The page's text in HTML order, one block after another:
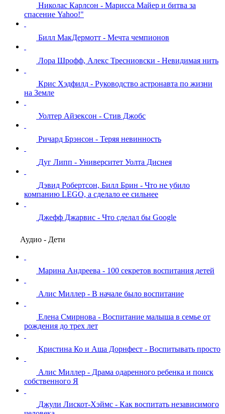
Николас Карлсон - Марисса Майер и битва за
спасение Yahoo!"
Билл МакДермотт - Мечта чемпионов
Лора Шрофф, Алекс Тресниовски - Невидимая нить
Крис Хэдфилд - Руководство астронавта по жизни
на Земле
Уолтер Айзексон - Стив Джобс
Ричард Брэнсон - Теряя невинность
Дуг Липп - Университет Уолта Диснея
Дэвид Робертсон, Билл Брин - Что не убило
компанию LEGO, а сделало ее сильнее
Джефф Джарвис - Что сделал бы Google
Аудио - Дети
Марина Андреева - 100 секретов воспитания детей
Алис Миллер - В начале было воспитание
Елена Смирнова - Воспитание малыша в семье от
рождения до трех лет
Кристина Ко и Аша Дорнфест - Воспитывать просто
Алис Миллер - Драма одаренного ребенка и поиск
собственного Я
Джули Лискот-Хэймс - Как воспитать независимого